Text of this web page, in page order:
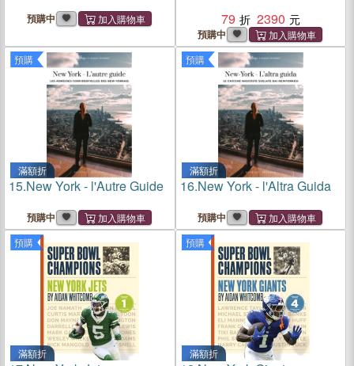
預購中
79
2390
預購中
預購
滿額折
15.New York - l'Autre Guide
預購中
預購
滿額折
16.New York - l'Altra Guida
預購中
預購
滿額折
預購
滿額折